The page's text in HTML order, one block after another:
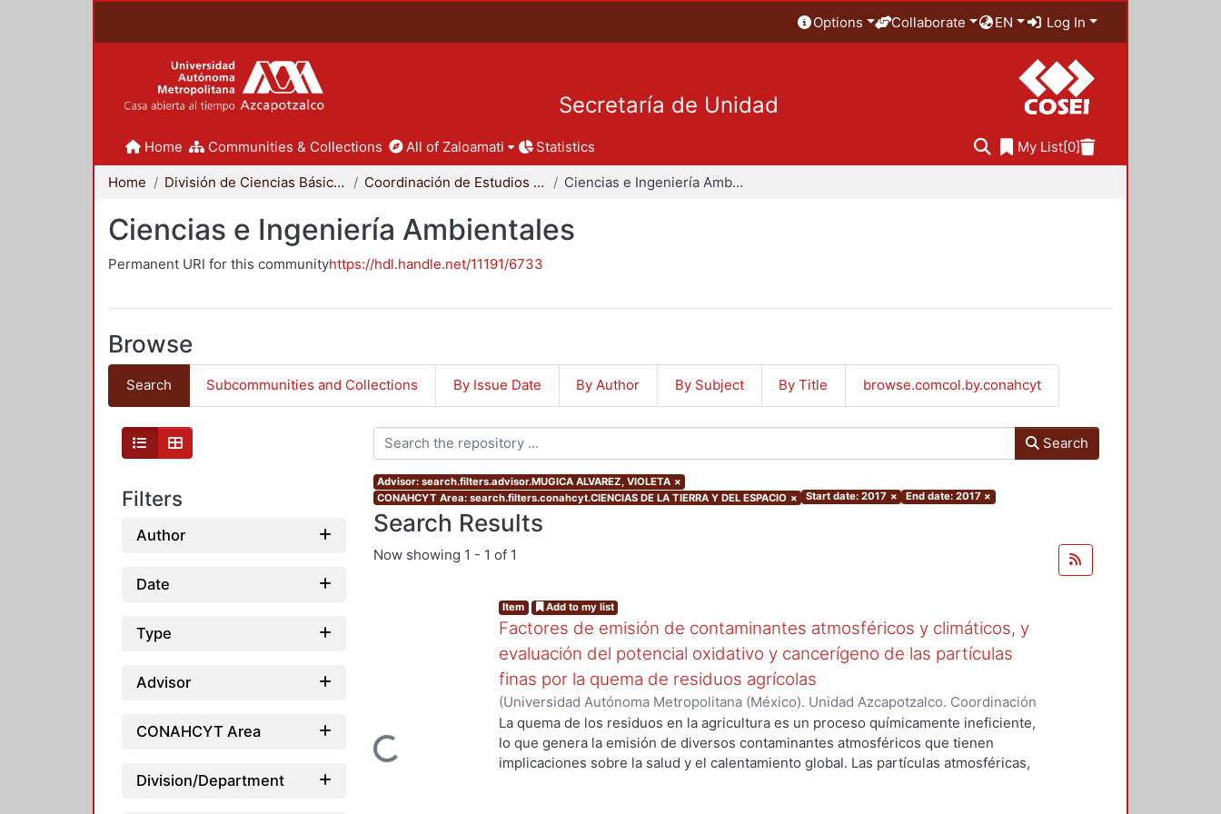
Options Collaborate EN Log In
Secretaría de Unidad
Home Communities & Collections All of Zaloamati Statistics My List[0]
Home División de Ciencias Básicas e Ingeniería Coordinación de Estudios de Posgrado - CBI Ciencias e Ingeniería Ambientales
Ciencias e Ingeniería Ambientales
Permanent URI for this communityhttps://hdl.handle.net/11191/6733
Browse
Search Subcommunities and Collections By Issue Date By Author By Subject By Title browse.comcol.by.conahcyt
Filters
Author
Date
Type
Advisor
CONAHCYT Area
Division/Department
Search
Advisor: search.filters.advisor.MUGICA ALVAREZ, VIOLETA ×
CONAHCYT Area: search.filters.conahcyt.CIENCIAS DE LA TIERRA Y DEL ESPACIO × Start date: 2017 × End date: 2017 ×
Search Results
Now showing 1 - 1 of 1
Loading...
Item Add to my list
Factores de emisión de contaminantes atmosféricos y climáticos, y
evaluación del potencial oxidativo y cancerígeno de las partículas
finas por la quema de residuos agrícolas
(Universidad Autónoma Metropolitana (México). Unidad Azcapotzalco. Coordinación
de Servicios de Información.,2017)SANTIAGO DE LA ROSA, NAXIELI
La quema de los residuos en la agricultura es un proceso químicamente ineficiente,
lo que genera la emisión de diversos contaminantes atmosféricos que tienen
implicaciones sobre la salud y el calentamiento global. Las partículas atmosféricas,